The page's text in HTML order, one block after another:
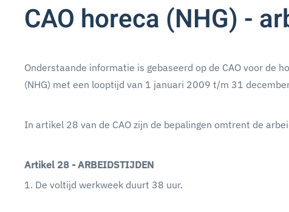
CAO horeca (NHG) -
Onderstaande informatie is gebaseerd op de CAO voor de
(NHG) met een looptijd van 1 januari 2009 t/m 31
In artikel 28 van de CAO zijn de bepalingen omtrent de
Artikel 28 - ARBEIDSTIJDEN
1. De voltijd werkweek duurt 38 uur.